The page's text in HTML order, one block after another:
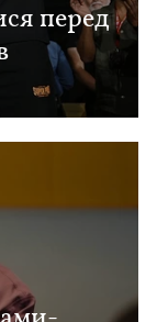
перед